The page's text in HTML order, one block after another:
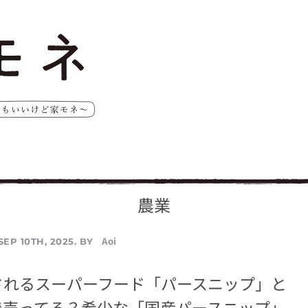
農業
10TH, 2025. BY Aoi
るスーパーフード「パースニップ」と